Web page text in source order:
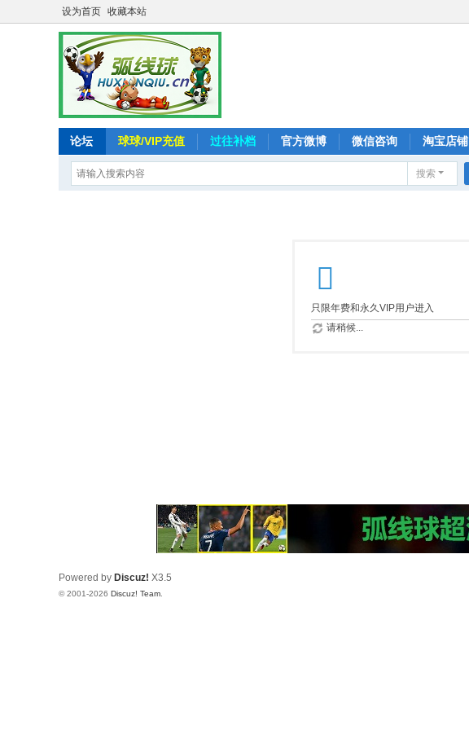
设为首页 收藏本站
论坛 球球/VIP充值 过往补档 官方微博 微信咨询 淘宝店铺
搜索
只限年费和永久VIP用户进入
请稍候...
Powered by Discuz! X3.5
© 2001-2026 Discuz! Team